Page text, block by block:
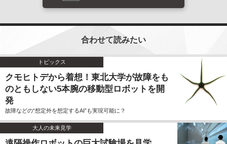
合わせて読みたい
トピックス
クモヒトデから着想！東北大学が故障をも
のともしない5本腕の移動型ロボットを開
発
故障などの“想定外を想定するAI”も実現可能に？
大人の未来見学